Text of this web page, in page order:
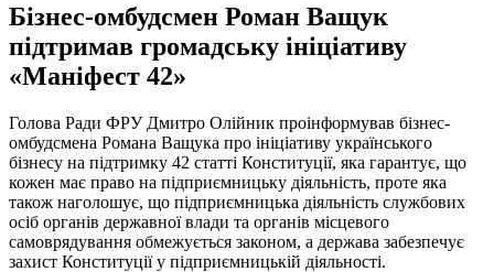
Бізнес-омбудсмен Роман Ващук
підтримав громадську ініціативу
«Маніфест 42»
Голова Ради ФРУ Дмитро Олійник проінформував бізнес-
омбудсмена Романа Ващука про ініціативу українського
бізнесу на підтримку 42 статті Конституції, яка гарантує, що
кожен має право на підприємницьку діяльність, проте яка
також наголошує, що підприємницька діяльність службових
осіб органів державної влади та органів місцевого
самоврядування обмежується законом, а держава забезпечує
захист Конституції у підприємницькій діяльності.